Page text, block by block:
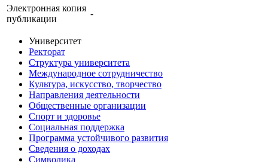
Электронная копия
публикации
-
Университет
Ректорат
Структура университета
Международное сотрудничество
Культура, искусство, творчество
Направления деятельности
Общественные организации
Спорт и здоровье
Социальная поддержка
Программа устойчивого развития
Сведения о доходах
Символика